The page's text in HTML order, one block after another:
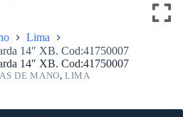
Lima
14″ XB. Cod:41750007
14″ XB. Cod:41750007
DE MANO,LIMA